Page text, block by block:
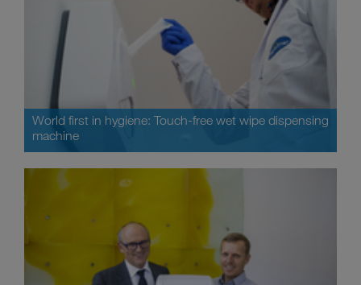
World first in hygiene: Touch-free wet wipe dispensing
machine